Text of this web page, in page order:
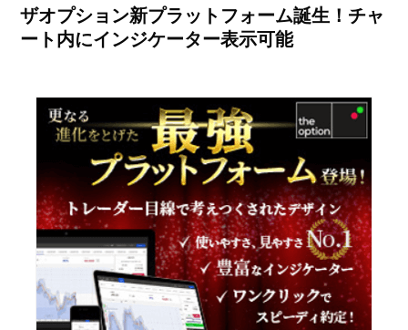
ザオプション新プラットフォーム誕生！チャ
ート内にインジケーター表示可能